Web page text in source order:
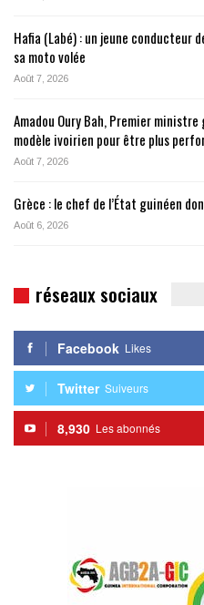
Hafia (Labé) : un jeune conducteur
sa moto volée
Août 7, 2026
Amadou Oury Bah, Premier
modèle ivoirien pour être plus
Août 7, 2026
Grèce : le chef de l’État guinéen
Août 6, 2026
réseaux sociaux
Facebook Likes
Twitter Suiveurs
8,930 Les abonnés